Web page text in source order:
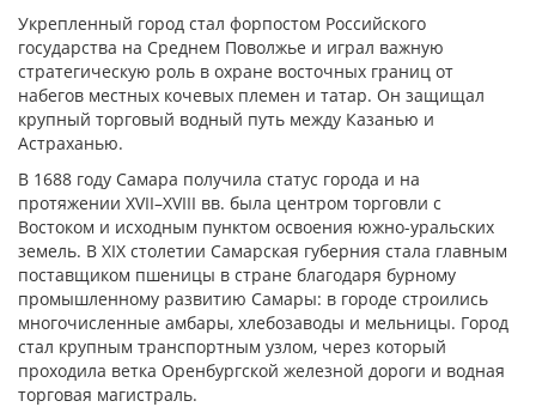
Укрепленный город стал форпостом Российского
государства на Среднем Поволжье и играл важную
стратегическую роль в охране восточных границ от
набегов местных кочевых племен и татар. Он защищал
крупный торговый водный путь между Казанью и
Астраханью.
В 1688 году Самара получила статус города и на
протяжении XVII–XVIII вв. была центром торговли с
Востоком и исходным пунктом освоения южно-уральских
земель. В XIX столетии Самарская губерния стала главным
поставщиком пшеницы в стране благодаря бурному
промышленному развитию Самары: в городе строились
многочисленные амбары, хлебозаводы и мельницы. Город
стал крупным транспортным узлом, через который
проходила ветка Оренбургской железной дороги и водная
торговая магистраль.